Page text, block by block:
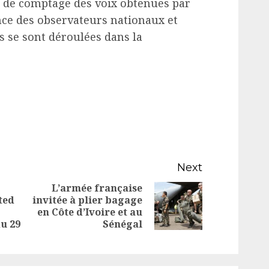
comptage des voix obtenues par
des observateurs nationaux et
se sont déroulées dans la
Previous
post:
29
Next
Next
post:
L’armée française
invitée à plier bagage
en Côte d’Ivoire et au
Sénégal